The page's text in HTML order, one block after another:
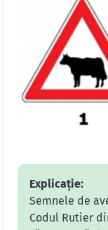
Explicație:
Semnele de
Codul Rutier